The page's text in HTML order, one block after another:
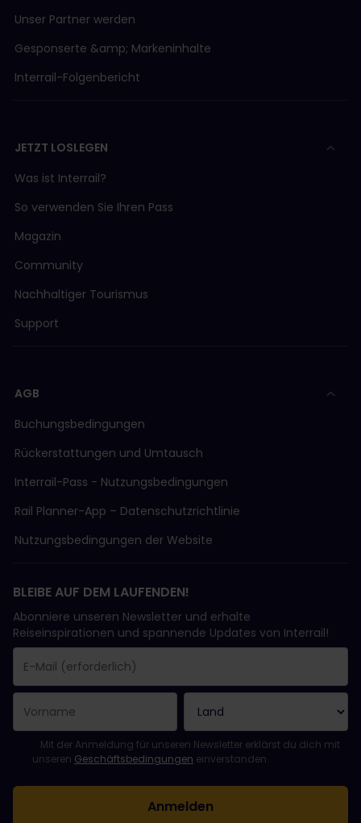
Unser Partner werden
Gesponserte &amp; Markeninhalte
Interrail-Folgenbericht
JETZT LOSLEGEN
Was ist Interrail?
So verwenden Sie Ihren Pass
Magazin
Community
Nachhaltiger Tourismus
Support
AGB
Buchungsbedingungen
Rückerstattungen und Umtausch
Interrail-Pass - Nutzungsbedingungen
Rail Planner-App – Datenschutzrichtlinie
Nutzungsbedingungen der Website
BLEIBE AUF DEM LAUFENDEN!
Abonniere unseren Newsletter und erhalte
Reiseinspirationen und spannende Updates von Interrail!
Sie haben sich erfolgreich angemeldet.
Das Feld „E-Mail-Adresse“ ist ein Pflichtfeld!
Diese E-Mail-Adresse ist ungültig!
Beim Abonnieren des Newsletters ist ein Fehler aufgetreten.
Du hast diesen Newsletter bereits abonniert!
Bitte stimme den Allgemeinen Geschäftsbedingungen zu, um
Mit der Anmeldung für unseren Newsletter erklärst du dich mit
unseren Geschäftsbedingungen einverstanden.